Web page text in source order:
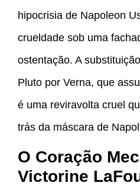
hipocrisia de Napoleon
crueldade sob uma
ostentação. A
Pluto por Verna, que
é uma reviravolta cruel
trás da máscara de
O Coração
Victorine